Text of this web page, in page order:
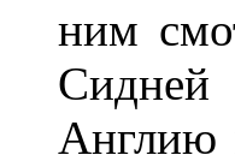
ним
Англию